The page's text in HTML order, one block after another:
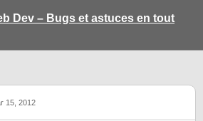
Dev – Bugs et astuces en tout
15, 2012